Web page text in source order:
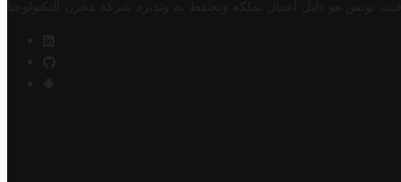
تونس هو دليل أعمال تملكه وتحتفظ به وتديره شركة مخزن التكنولوجيا